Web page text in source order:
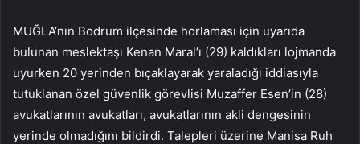
MUĞLA’nın Bodrum ilçesinde horlaması için uyarıda
bulunan meslektaşı Kenan Maral’ı (29) kaldıkları lojmanda
uyurken 20 yerinden bıçaklayarak yaraladığı iddiasıyla
tutuklanan özel güvenlik görevlisi Muzaffer Esen’in (28)
avukatlarının avukatları, avukatlarının akli dengesinin
yerinde olmadığını bildirdi. Talepleri üzerine Manisa Ruh